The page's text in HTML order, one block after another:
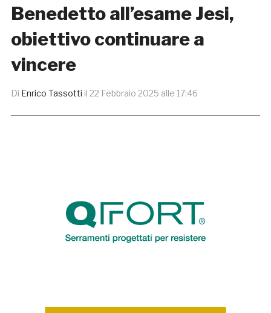
Benedetto all’esame Jesi,
obiettivo continuare a
vincere
Di Enrico Tassotti il 22 Febbraio 2025 alle 17:46